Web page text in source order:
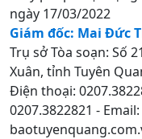
ngày 17/03/2022
Giám đốc: Mai Đức
Trụ sở Tòa soạn: Số
Xuân, tỉnh Tuyên
Điện thoại:
0207.3822821 - Email: